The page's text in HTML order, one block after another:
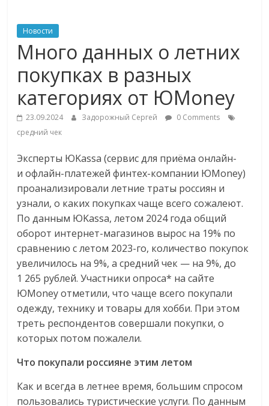
ритейле,
логистике,
технологиях,
соцсетях
об
онлайн-
торговле,
сервисах
для
Commerce,
ритейле,
логистике,
технологиях,
соцсетях.
Нам
важно,
знать
как
Новости
Много данных о летних
покупках в разных
категориях от ЮMoney
23.09.2024 Задорожный Сергей
0 Comments
средний чек
Эксперты ЮKassa (сервис для приёма онлайн-
и офлайн-платежей финтех-компании ЮMoney)
проанализировали летние траты россиян и
узнали, о каких покупках чаще всего сожалеют.
По данным ЮKassa, летом 2024 года общий
оборот интернет-магазинов вырос на 19% по
сравнению с летом 2023-го, количество покупок
увеличилось на 9%, а средний чек — на 9%, до
1 265 рублей. Участники опроса* на сайте
ЮMoney отметили, что чаще всего покупали
одежду, технику и товары для хобби. При этом
треть респондентов совершали покупки, о
которых потом пожалели.
Что покупали россияне этим летом
Как и всегда в летнее время, большим спросом
пользовались туристические услуги. По данным